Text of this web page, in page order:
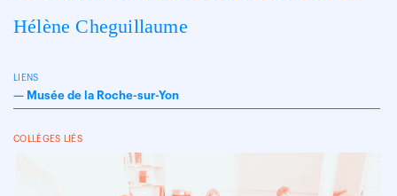
Hélène Cheguillaume
LIENS
— Musée de la Roche-sur-Yon
COLLÈGES LIÉS